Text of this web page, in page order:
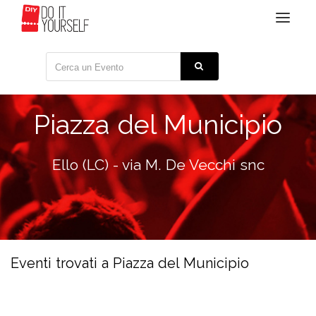
Toggle
Piazza del Municipio
Ello (LC) - via M. De Vecchi snc
Eventi trovati a Piazza del Municipio